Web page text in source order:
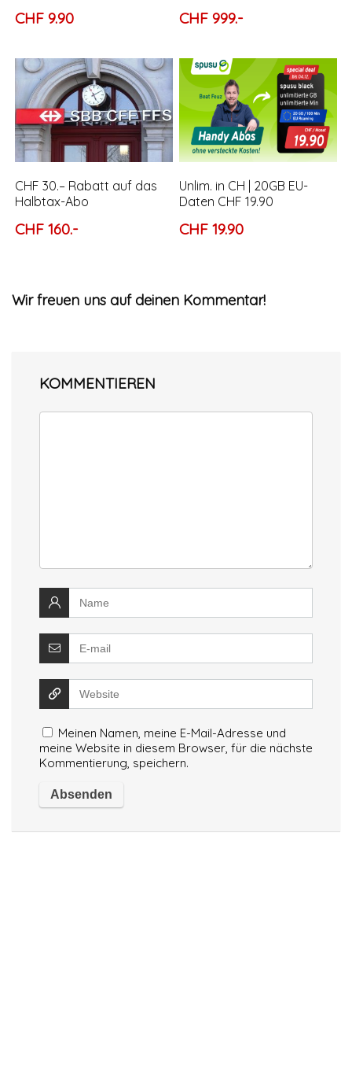
CHF 9.90 CHF 999.-
CHF 30.– Rabatt auf das
Halbtax-Abo
CHF 160.-
Unlim. in CH | 20GB EU-
Daten CHF 19.90
CHF 19.90
Wir freuen uns auf deinen Kommentar!
KOMMENTIEREN
Meinen Namen, meine E-Mail-Adresse und
meine Website in diesem Browser, für die nächste
Kommentierung, speichern.